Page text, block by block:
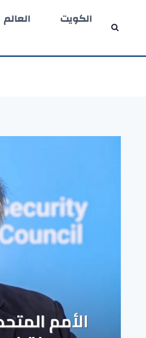
المحتوى
الكويت العالم